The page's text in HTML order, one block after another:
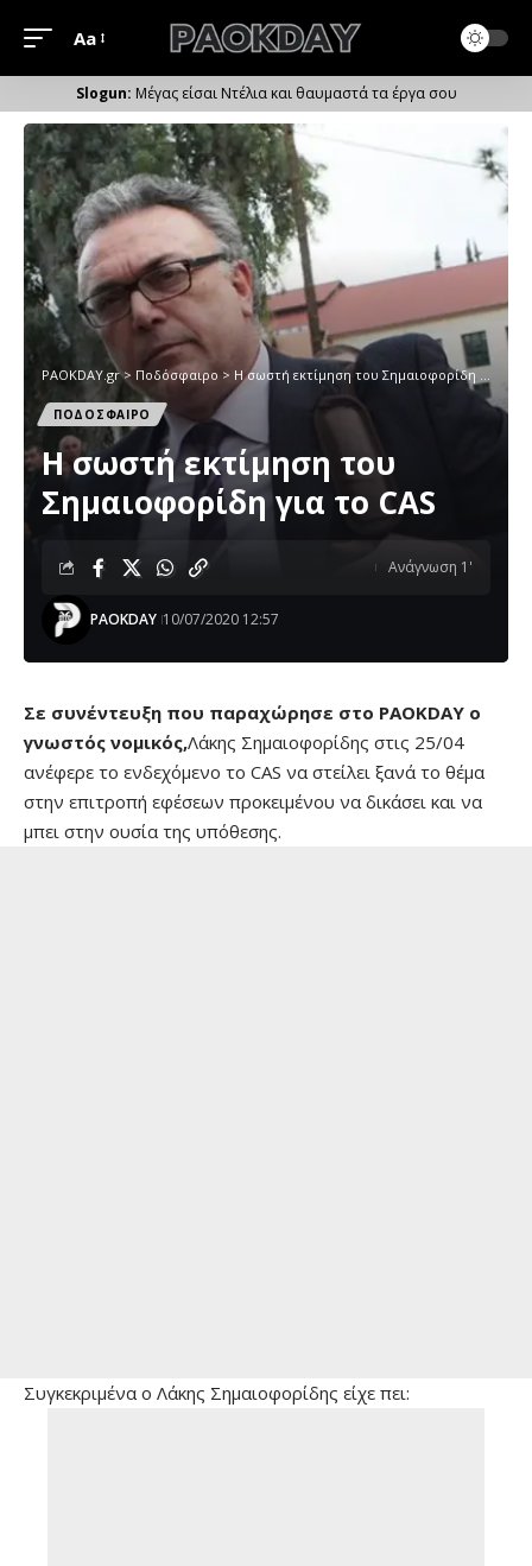
Μέγεθος
Γραμματοσειράς
Aa
Μέγας είσαι Ντέλια και θαυμαστά τα έργα σου
PAOKDAY.gr> Ποδόσφαιρο > Η σωστή εκτίμηση του Σημαιοφορίδη για το CAS
ΠΟΔΟΣΦΑΙΡΟ
Η σωστή εκτίμηση του
Σημαιοφορίδη για το CAS
PAOKDAY 10/07/2020 12:57
Ανάγνωση 1'
Σε συνέντευξη που παραχώρησε στο PAOKDAY o
γνωστός νομικός,Λάκης Σημαιοφορίδης στις 25/04
ανέφερε το ενδεχόμενο το CAS να στείλει ξανά το θέμα
στην επιτροπή εφέσεων προκειμένου να δικάσει και να
μπει στην ουσία της υπόθεσης.
Συγκεκριμένα ο Λάκης Σημαιοφορίδης είχε πει: